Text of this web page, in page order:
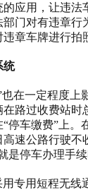
应用，让违法
门对有违章行
章车牌进行拍
统
一定程度上
路过收费站时
停车缴费”上。
速公路行驶不
是停车办理手续
用短程无线